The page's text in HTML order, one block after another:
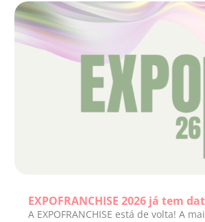
EXPOFRANCHISE 2026 já tem
A EXPOFRANCHISE está de volta! A